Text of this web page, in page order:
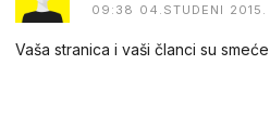
09:38 04.STUDENI 2015.
Vaša stranica i vaši članci su